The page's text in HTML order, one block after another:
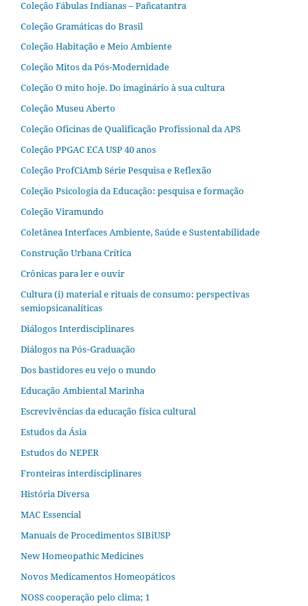
Coleção Fábulas Indianas – Pañcatantra
Coleção Gramáticas do Brasil
Coleção Habitação e Meio Ambiente
Coleção Mitos da Pós-Modernidade
Coleção O mito hoje. Do imaginário à sua cultura
Coleção Museu Aberto
Coleção Oficinas de Qualificação Profissional da APS
Coleção PPGAC ECA USP 40 anos
Coleção ProfCiAmb Série Pesquisa e Reflexão
Coleção Psicologia da Educação: pesquisa e formação
Coleção Viramundo
Coletânea Interfaces Ambiente, Saúde e Sustentabilidade
Construção Urbana Crítica
Crônicas para ler e ouvir
Cultura (i) material e rituais de consumo: perspectivas
semiopsicanalíticas
Diálogos Interdisciplinares
Diálogos na Pós‐Graduação
Dos bastidores eu vejo o mundo
Educação Ambiental Marinha
Escrevivências da educação física cultural
Estudos da Ásia​
Estudos do NEPER
Fronteiras interdisciplinares
História Diversa
MAC Essencial
Manuais de Procedimentos SIBiUSP
New Homeopathic Medicines
Novos Medicamentos Homeopáticos
NOSS cooperação pelo clima; 1